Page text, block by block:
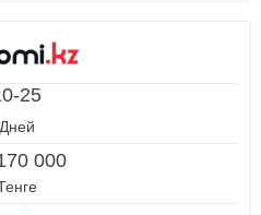
25
Дней
000